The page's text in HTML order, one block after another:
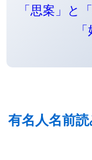
「思案」と
有名人名前